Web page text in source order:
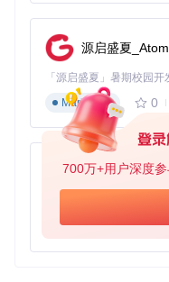
700万+用户深度
源启盛夏
Markdown
0
py-xiaozhi
Python
0